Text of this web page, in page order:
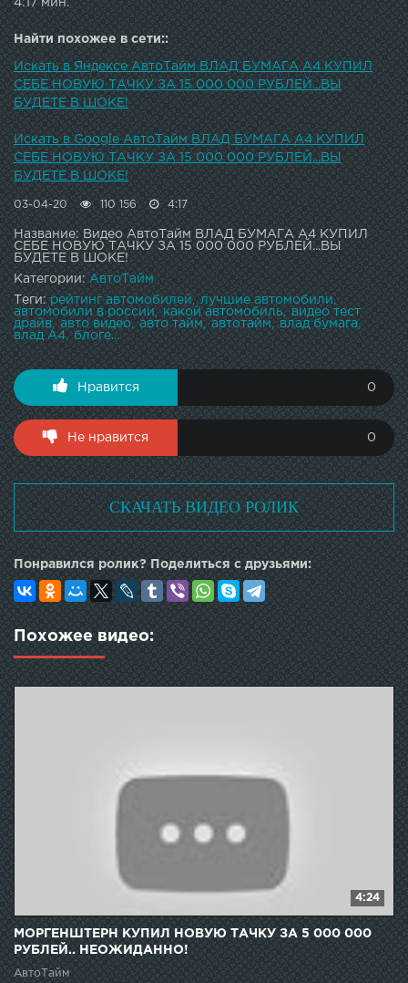
4:17 мин.
Найти похожее в сети::
Искать в Яндексе АвтоТайм ВЛАД БУМАГА А4 КУПИЛ
СЕБЕ НОВУЮ ТАЧКУ ЗА 15 000 000 РУБЛЕЙ...ВЫ
БУДЕТЕ В ШОКЕ!
Искать в Google АвтоТайм ВЛАД БУМАГА А4 КУПИЛ
СЕБЕ НОВУЮ ТАЧКУ ЗА 15 000 000 РУБЛЕЙ...ВЫ
БУДЕТЕ В ШОКЕ!
03-04-20 110 156 4:17
Название: Видео АвтоТайм ВЛАД БУМАГА А4 КУПИЛ
СЕБЕ НОВУЮ ТАЧКУ ЗА 15 000 000 РУБЛЕЙ...ВЫ
БУДЕТЕ В ШОКЕ!
Категории: АвтоТайм
Теги: рейтинг автомобилей
лучшие автомобили
автомобили в россии
какой автомобиль
видео тест
драйв
авто видео авто тайм автотайм
влад бумага
влад А4
блоге...
Нравится 0
Не нравится 0
СКАЧАТЬ ВИДЕО РОЛИК
Понравился ролик? Поделиться с друзьями:
Похожее видео:
4:24
МОРГЕНШТЕРН КУПИЛ НОВУЮ ТАЧКУ ЗА 5 000 000
РУБЛЕЙ.. НЕОЖИДАННО!
АвтоТайм